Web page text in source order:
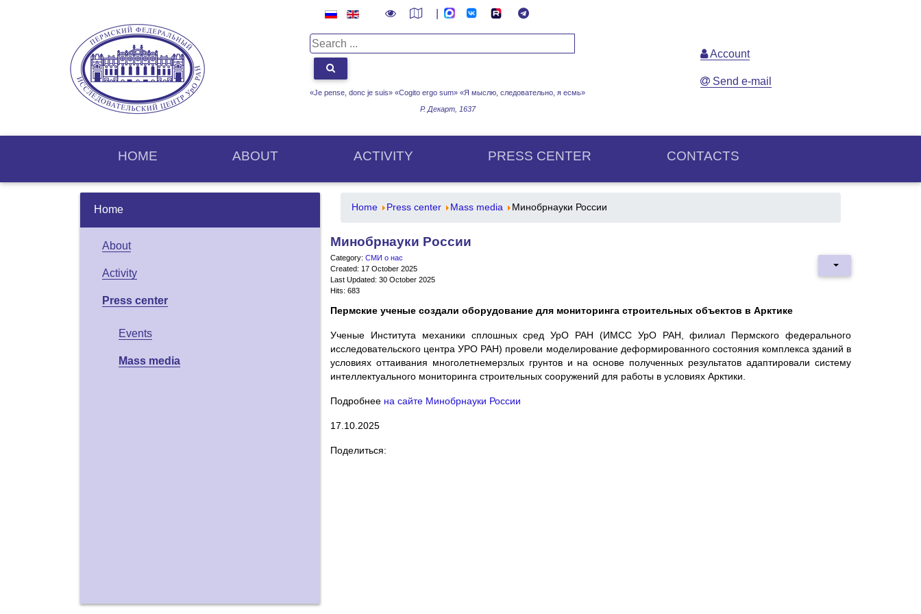
«Je pense, donc je suis» «Cogito ergo sum» «Я мыслю, следовательно, я есмь»
Р. Декарт, 1637
Account
Send e-mail
HOME ABOUT ACTIVITY PRESS CENTER CONTACTS
Home
About
Activity
Press center
Events
Mass media
Home Press center Mass media Минобрнауки России
Минобрнауки России
Category: СМИ о нас
Created: 17 October 2025
Last Updated: 30 October 2025
Hits: 683
Пермские ученые создали оборудование для мониторинга строительных объектов в Арктике
Ученые Института механики сплошных сред УрО РАН (ИМСС УрО РАН, филиал Пермского федерального
исследовательского центра УРО РАН) провели моделирование деформированного состояния комплекса зданий в
условиях оттаивания многолетнемерзлых грунтов и на основе полученных результатов адаптировали систему
интеллектуального мониторинга строительных сооружений для работы в условиях Арктики.
Подробнее на сайте Минобрнауки России
17.10.2025
Поделиться: